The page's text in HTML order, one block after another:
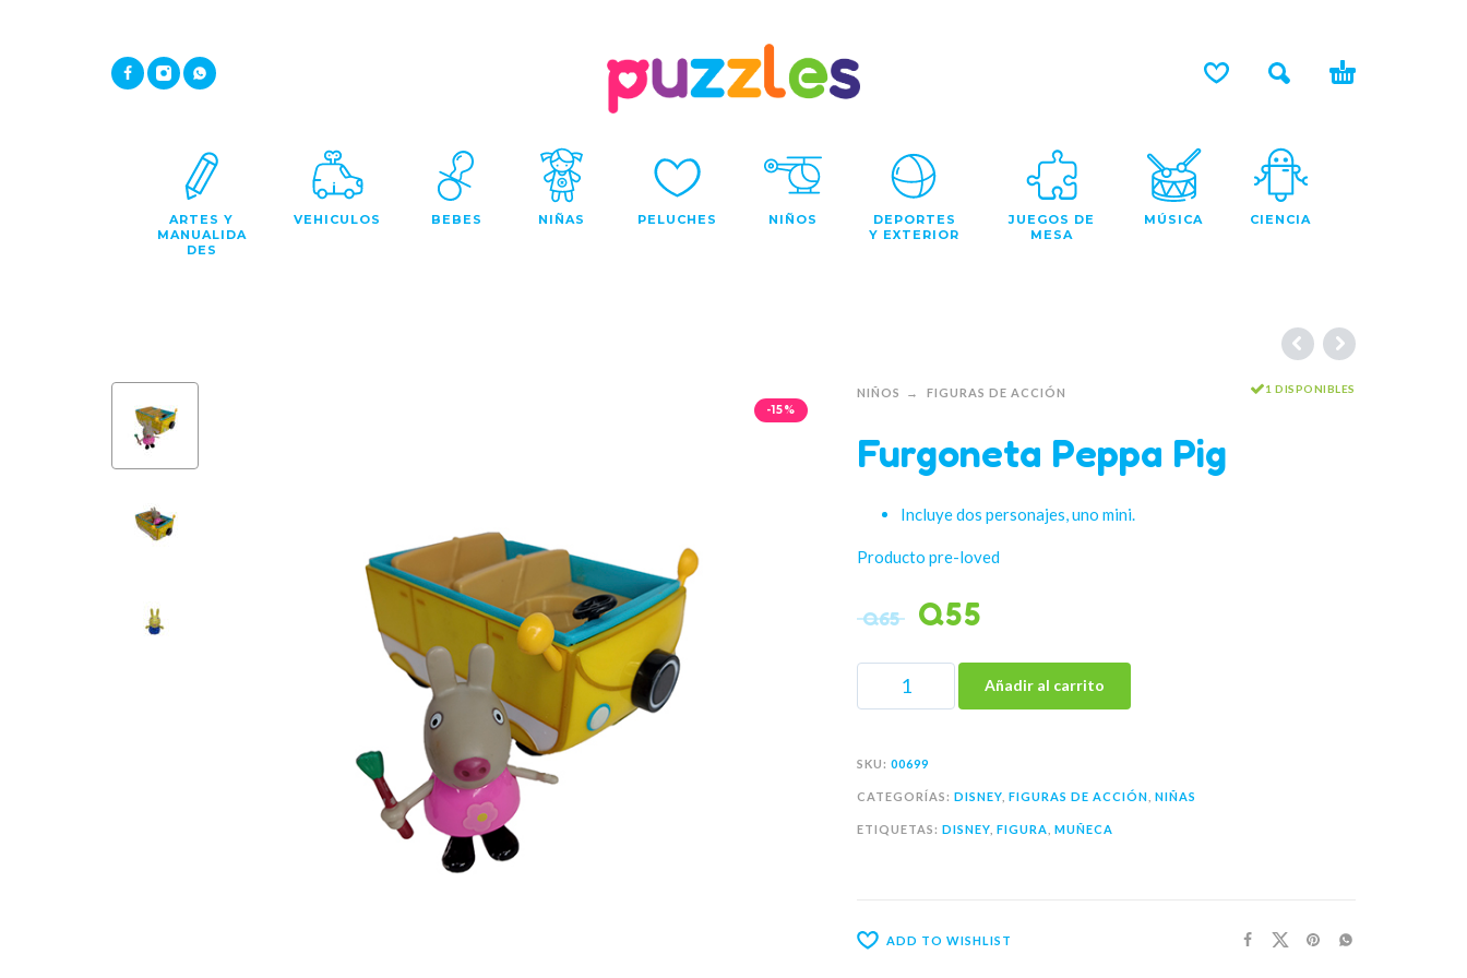
ARTES Y
MANUALIDA
DES
VEHICULOS BEBES NIÑAS PELUCHES NIÑOS
DEPORTES
Y EXTERIOR
JUEGOS DE
MESA
MÚSICA CIENCIA
-15%
NIÑOS FIGURAS DE ACCIÓN 1 DISPONIBLES
Furgoneta Peppa Pig
Incluye dos personajes, uno mini.
Producto pre-loved
Q65 Q55
Añadir al carrito
SKU: 00699
CATEGORÍAS: DISNEY, FIGURAS DE ACCIÓN NIÑAS
ETIQUETAS: DISNEY, FIGURA MUÑECA
ADD TO WISHLIST